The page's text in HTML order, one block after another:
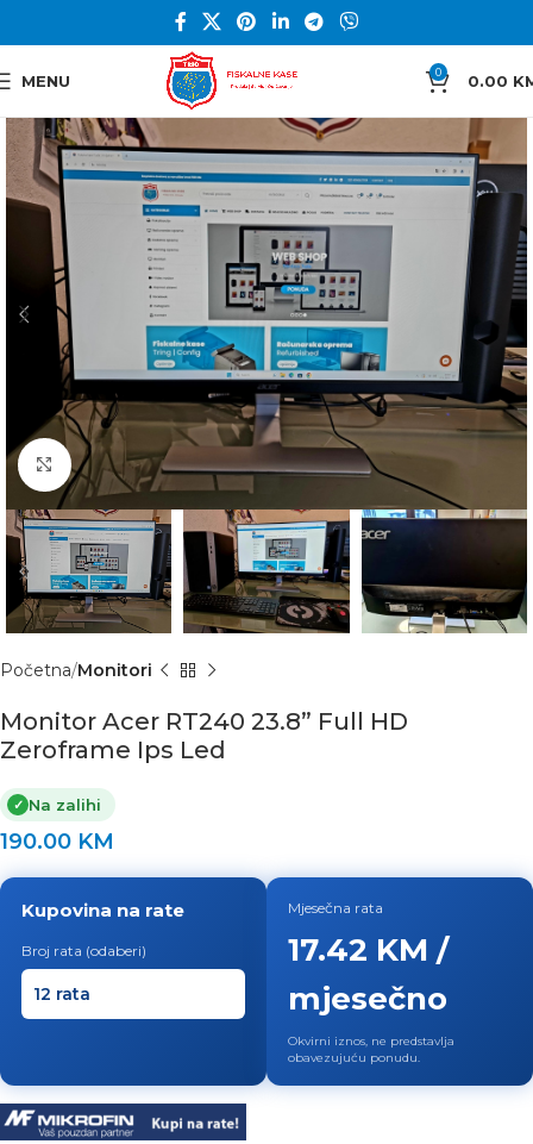
MENU 0 0.00
Click to enlarge
Početna Monitori
Monitor Acer RT240 23.8” Full HD
Zeroframe Ips Led
✓ Na zalihi
190.00 KM
Kupovina na rate
Broj rata (odaberi)
Mjesečna rata
17.42 KM /
mjesečno
Okvirni iznos, ne predstavlja
obavezujuću ponudu.